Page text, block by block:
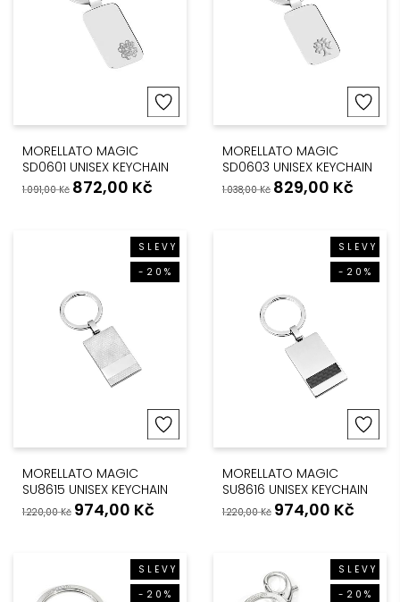
MORELLATO MAGIC
SD0601 UNISEX KEYCHAIN
1.091,00Kč 872,00 Kč
MORELLATO MAGIC
SD0603 UNISEX KEYCHAIN
1.038,00Kč 829,00 Kč
SLEVY
-20%
MORELLATO MAGIC
SU8615 UNISEX KEYCHAIN
1.220,00Kč 974,00 Kč
SLEVY
-20%
MORELLATO MAGIC
SU8616 UNISEX KEYCHAIN
1.220,00Kč 974,00 Kč
SLEVY
-20%
SLEVY
-20%